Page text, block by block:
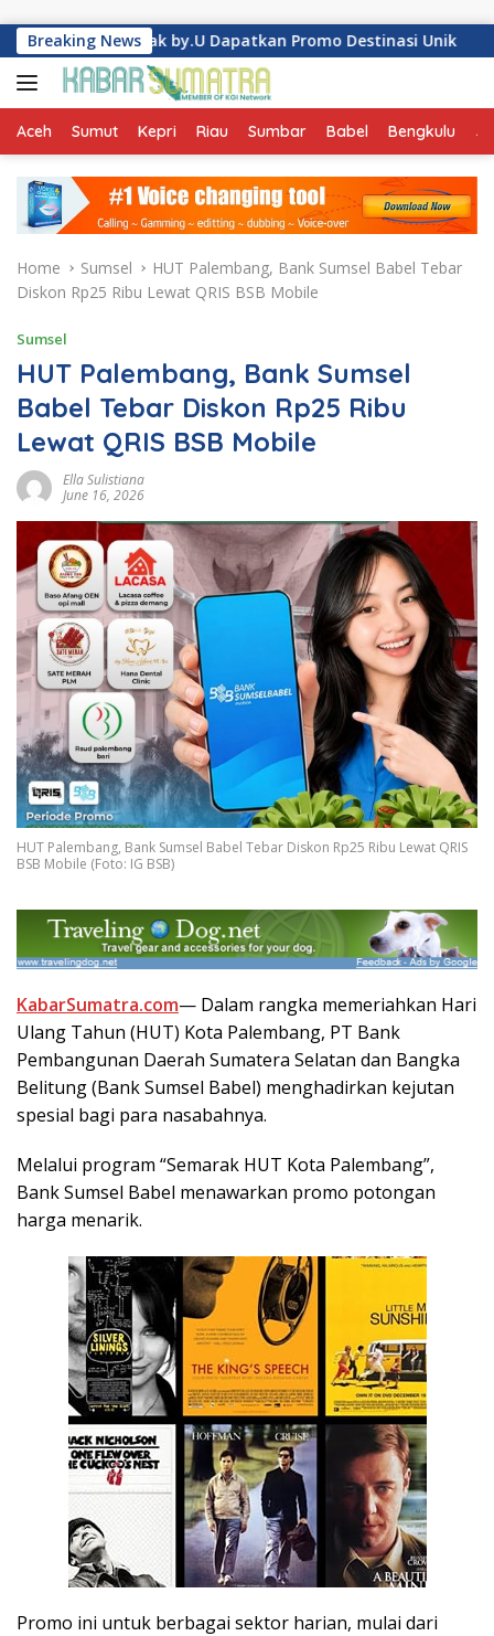
Breaking News
Anak by.U Dapatkan Promo Destinasi Unik
Aceh Sumut Kepri Riau Sumbar Babel Bengkulu
Home Sumsel
HUT Palembang, Bank Sumsel Babel Tebar
Diskon Rp25 Ribu Lewat QRIS BSB Mobile
Sumsel
HUT Palembang, Bank Sumsel
Babel Tebar Diskon Rp25 Ribu
Lewat QRIS BSB Mobile
Ella Sulistiana
June 16, 2026
HUT Palembang, Bank Sumsel Babel Tebar Diskon Rp25 Ribu Lewat QRIS
BSB Mobile (Foto: IG BSB)
KabarSumatra.com— Dalam rangka memeriahkan Hari
Ulang Tahun (HUT) Kota Palembang, PT Bank
Pembangunan Daerah Sumatera Selatan dan Bangka
Belitung (Bank Sumsel Babel) menghadirkan kejutan
spesial bagi para nasabahnya.
Melalui program “Semarak HUT Kota Palembang”,
Bank Sumsel Babel menawarkan promo potongan
harga menarik.
Promo ini untuk berbagai sektor harian, mulai dari